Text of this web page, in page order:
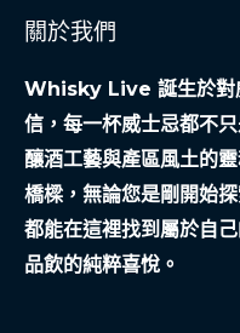
關於我們
Whisky Live 誕生於對
信，每一杯威士忌都不
釀酒工藝與產區風土的
橋樑，無論您是剛開始
都能在這裡找到屬於自
品飲的純粹喜悅。